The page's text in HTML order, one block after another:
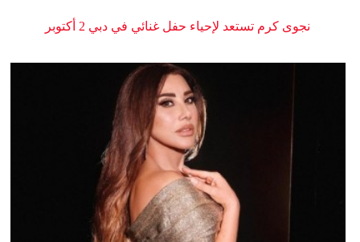
نجوى كرم تستعد لإحياء حفل غنائي في دبي 2 أكتوبر